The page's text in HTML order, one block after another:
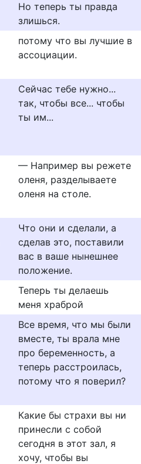
Но теперь ты правда
злишься.
потому что вы лучшие в
ассоциации.
Сейчас тебе нужно...
так, чтобы все... чтобы
ты им...
— Например вы режете
оленя, разделываете
оленя на столе.
Что они и сделали, а
сделав это, поставили
вас в ваше нынешнее
положение.
Теперь ты делаешь
меня храброй
Все время, что мы были
вместе, ты врала мне
про беременность, а
теперь расстроилась,
потому что я поверил?
Какие бы страхи вы ни
принесли с собой
сегодня в этот зал, я
хочу, чтобы вы